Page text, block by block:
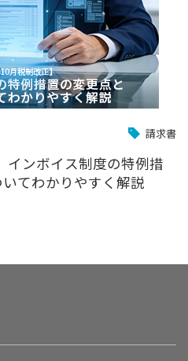
請求書
インボイス制度の特例措
てわかりやすく解説